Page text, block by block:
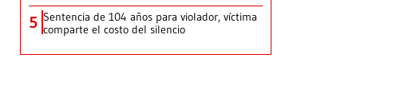
5 Sentencia de 104 años para violador, víctima
comparte el costo del silencio